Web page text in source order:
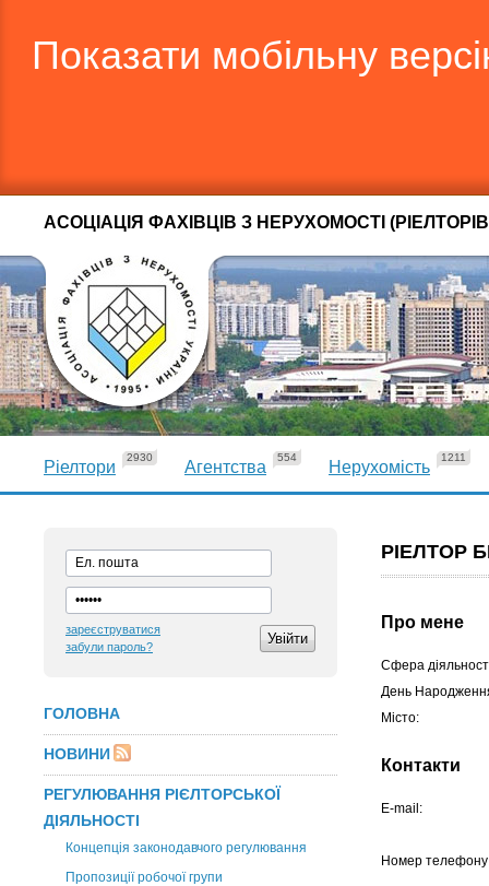
Показати мобільну
АСОЦІАЦІЯ ФАХІВЦІВ З НЕРУХОМОСТІ
Ріелтори
2930
Агентства
554
Нерухомість
1211
зареєструватися
забули пароль?
ГОЛОВНА
НОВИНИ
РЕГУЛЮВАННЯ РІЄЛТОРСЬКОЇ
ДІЯЛЬНОСТІ
Концепція законодавчого регулювання
Пропозиції робочої групи
РІЕЛТОР
Про мене
Сфера
День
Місто:
Контакти
E-mail:
Номер